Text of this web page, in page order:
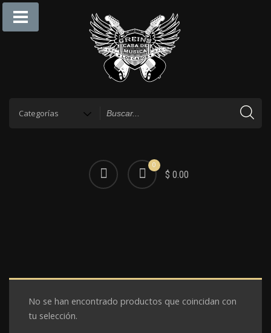
0
$ 0.00
No se han encontrado productos que coincidan con
tu selección.